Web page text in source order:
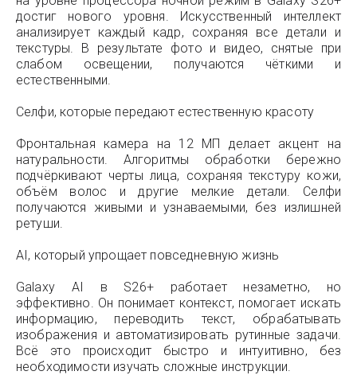
достиг нового уровня. Искусственный интеллект
анализирует каждый кадр, сохраняя все детали и
текстуры. В результате фото и видео, снятые при
слабом освещении, получаются чёткими и
естественными.
Селфи, которые передают естественную красоту
Фронтальная камера на 12 МП делает акцент на
натуральности. Алгоритмы обработки бережно
подчёркивают черты лица, сохраняя текстуру кожи,
объём волос и другие мелкие детали. Селфи
получаются живыми и узнаваемыми, без излишней
ретуши.
AI, который упрощает повседневную жизнь
Galaxy AI в S26+ работает незаметно, но
эффективно. Он понимает контекст, помогает искать
информацию, переводить текст, обрабатывать
изображения и автоматизировать рутинные задачи.
Всё это происходит быстро и интуитивно, без
необходимости изучать сложные инструкции.